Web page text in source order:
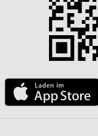
Kombinationen von